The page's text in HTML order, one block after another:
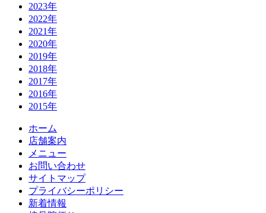
2023年
2022年
2021年
2020年
2019年
2018年
2017年
2016年
2015年
ホーム
店舗案内
メニュー
お問い合わせ
サイトマップ
プライバシーポリシー
新着情報